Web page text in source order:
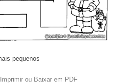
pequenos
ou Baixar em PDF